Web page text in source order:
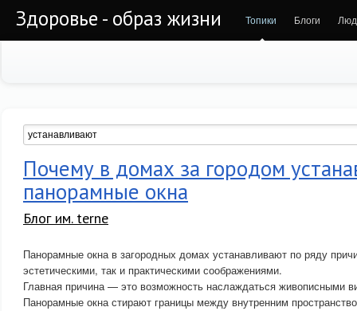
Здоровье - образ жизни Топики Блоги
Почему в домах за городом
панорамные окна
Блог им. terne
Панорамные окна в загородных домах устанавливают по ряду
эстетическими, так и практическими соображениями.
Главная причина — это возможность наслаждаться живописными
Панорамные окна стирают границы между внутренним